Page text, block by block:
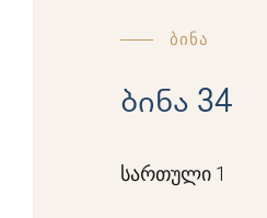
ბინა
ბინა 34
სართული 1